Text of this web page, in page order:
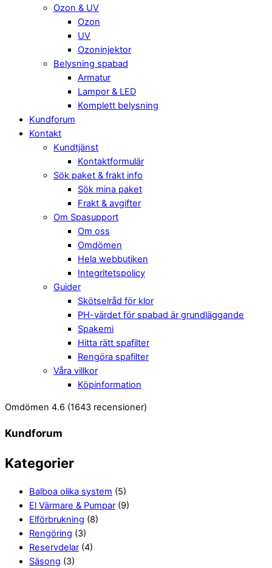
Ozon & UV
Ozon
UV
Ozoninjektor
Belysning spabad
Armatur
Lampor & LED
Komplett belysning
Kundforum
Kontakt
Kundtjänst
Kontaktformulär
Sök paket & frakt info
Sök mina paket
Frakt & avgifter
Om Spasupport
Om oss
Omdömen
Hela webbutiken
Integritetspolicy
Guider
Skötselråd för klor
PH-värdet för spabad är grundläggande
Spakemi
Hitta rätt spafilter
Rengöra spafilter
Våra villkor
Köpinformation
Close
Menu
Omdömen 4.6 (1643 recensioner)
Kundforum
Kategorier
Balboa olika system (5)
El Värmare & Pumpar (9)
Elförbrukning (8)
Rengöring (3)
Reservdelar (4)
Säsong (3)